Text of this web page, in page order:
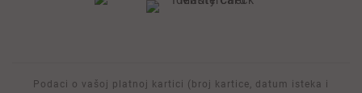
Podaci o vašoj platnoj kartici (broj kartice, datum isteka i